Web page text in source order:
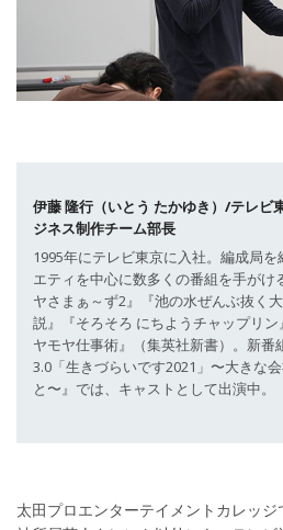
伊藤 隆行（いとう たかゆき）/テレビ
ジネス制作チーム部長
1995年にテレビ東京に入社。編成局
エティを中心に数多くの番組を手がけ
ヤさまぁ～ず2』『池の水ぜんぶ抜く
説』『そろそろ にちようチャップリ
ヤモヤ仕事術』（集英社新書）。新番
3.0「生きづらいです2021」〜大きな
と〜』では、キャストとして出演中。
太田プロエンターテイメントカレッ